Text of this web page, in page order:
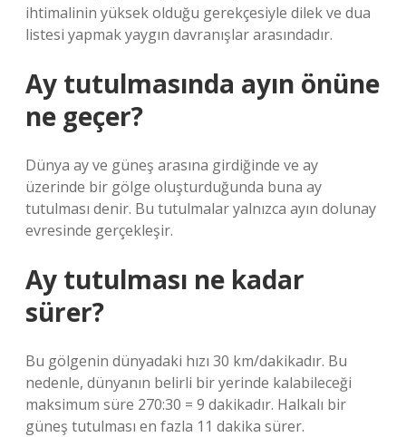
ihtimalinin yüksek olduğu gerekçesiyle dilek ve dua
listesi yapmak yaygın davranışlar arasındadır.
Ay tutulmasında ayın önüne
ne geçer?
Dünya ay ve güneş arasına girdiğinde ve ay
üzerinde bir gölge oluşturduğunda buna ay
tutulması denir. Bu tutulmalar yalnızca ayın dolunay
evresinde gerçekleşir.
Ay tutulması ne kadar
sürer?
Bu gölgenin dünyadaki hızı 30 km/dakikadır. Bu
nedenle, dünyanın belirli bir yerinde kalabileceği
maksimum süre 270:30 = 9 dakikadır. Halkalı bir
güneş tutulması en fazla 11 dakika sürer.